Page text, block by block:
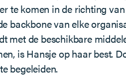
te komen in de richting
backbone van elke
met de beschikbare
is Hansje op haar best.
begeleiden.